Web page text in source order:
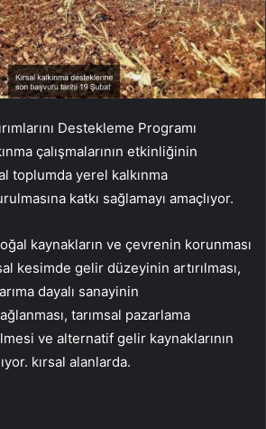
Destekleme Programı
çalışmalarının etkinliğinin
toplumda yerel kalkınma
katkı sağlamayı amaçlıyor.
kaynakların ve çevrenin korunması
kesimde gelir düzeyinin artırılması,
dayalı sanayinin
tarımsal pazarlama
ve alternatif gelir kaynaklarının
kırsal alanlarda.